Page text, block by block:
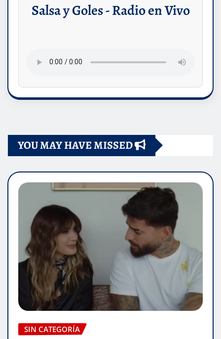
Salsa y Goles - Radio en Vivo
YOU MAY HAVE MISSED
SIN CATEGORÍA